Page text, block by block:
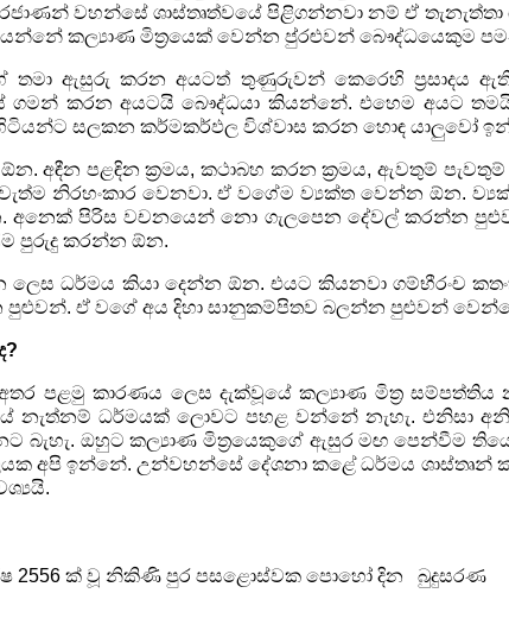
වහන්සේ ශාස්තෘත්වයේ පිළිගන්නවා නම් ඒ
කල්‍යාණ මිත්‍රයෙක් වෙන්න පු‍්‍රළුවන් බෞද්ධයෙකුම
තමා ඇසුරු කරන අයටත් තුණුරුවන් කෙරෙහි ප්‍රසාදය
ගමන් කරන අයටයි බෞද්ධයා කියන්නේ. එහෙම අයට
සලකන කර්මකර්ඵල විශ්වාස කරන හොඳ යාලුවෝ
අඳීන පළඳින ක්‍රමය,කථාබහ කරන ක්‍රමය, ඇවතුම් පැවතුම්
නිරහංකාර වෙනවා. ඒ වගේම ව්‍යක්ත වෙන්න ඕන.
අනෙක් පිරිස වචනයෙන් නො ගැලපෙන දේවල් කරන්න
පුරුදු කරන්න ඕන.
ලෙස ධර්මය කියා දෙන්න ඕන. එයට කියනවා ගම්භීරංච
ඒ වගේ අය දිහා සානුකම්පිතව බලන්න පුළුවන්
?
පළමු කාරණය ලෙස දැක්වූයේ කල්‍යාණ මිත්‍ර සම්පත්තිය
නැත්නම් ධර්මයක් ලොවට පහළ වන්නේ නැහැ. එනිසා
ඔහුට කල්‍යාණ මිත්‍රයෙකුගේ ඇසුර මඟ පෙන්වීම
අපි ඉන්නේ. උන්වහන්සේ දේශනා කළේ ධර්මය ශාස්තෘන්
2556 ක් වූ නිකිණි පුර පසළොස්වක පොහෝ දින බුදුසරණ